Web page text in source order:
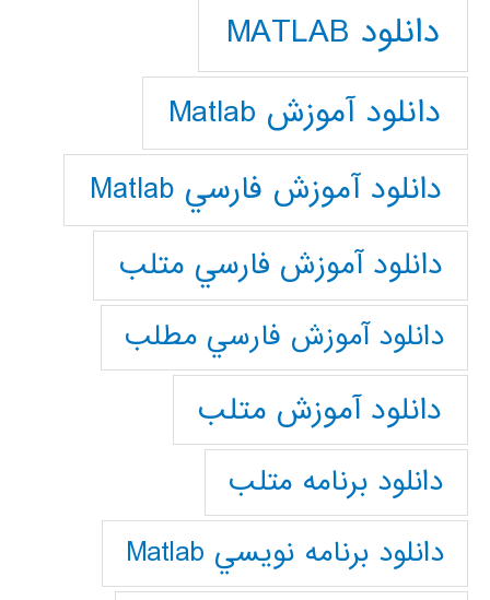
دانلود MATLAB
دانلود آموزش Matlab
دانلود آموزش فارسي Matlab
دانلود آموزش فارسي متلب
دانلود آموزش فارسي مطلب
دانلود آموزش متلب
دانلود برنامه متلب
دانلود برنامه نويسي Matlab